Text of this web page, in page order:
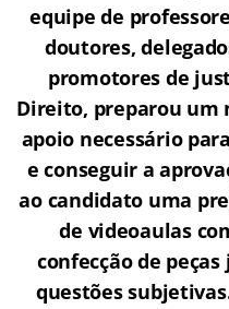
equipe de
doutores,
promotores de
Direito, preparou um
apoio necessário
e conseguir a
ao candidato uma
de videoaulas
confecção de
questões